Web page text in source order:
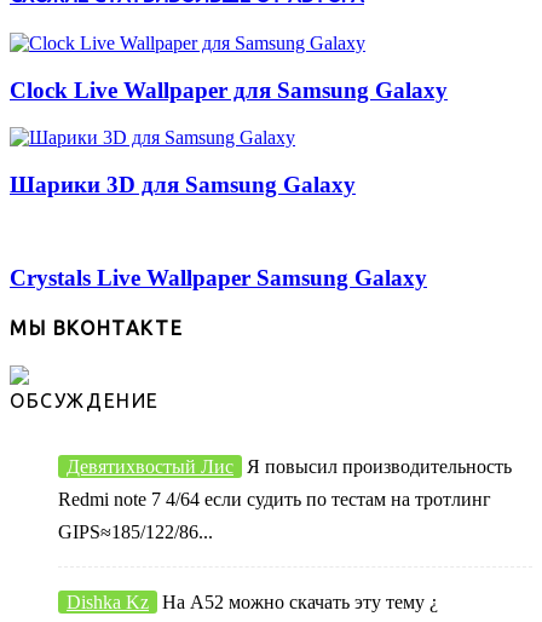
Clock Live Wallpaper для Samsung Galaxy
Шарики 3D для Samsung Galaxy
Crystals Live Wallpaper Samsung Galaxy
МЫ ВКОНТАКТЕ
ОБСУЖДЕНИЕ
Девятихвостый Лис
Я повысил производительность
Redmi note 7 4/64 если судить по тестам на тротлинг
GIPS≈185/122/86...
Dishka Kz На А52 можно скачать эту тему ¿